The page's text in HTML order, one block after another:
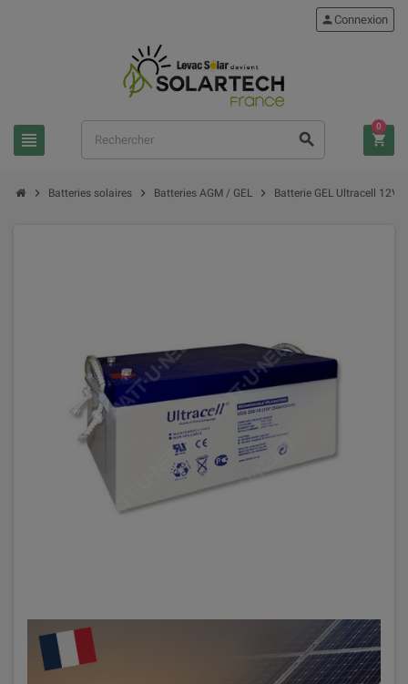
view_headline search
person Connexion
shopping_cart
0
chevron_right Batteries solaires chevron_right Batteries AGM / GEL chevron_right Batterie GEL Ultracell 12V